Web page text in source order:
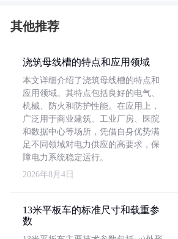
其他推荐
浇筑母线槽的特点和应用领域
本文详细介绍了浇筑母线槽的特点和
应用领域。其特点包括良好的电气、
机械、防火和防护性能。在应用上，
广泛用于商业建筑、工业厂房、医院
和数据中心等场所，凭借自身优势满
足不同领域对电力供应的高要求，保
障电力系统稳定运行。
2026年8月4日
13米平板车的标准尺寸和载重参
数